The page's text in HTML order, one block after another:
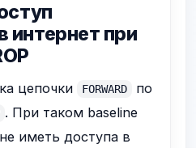
интернет при
цепочки FORWARD
по
. При таком baseline
иметь доступа в